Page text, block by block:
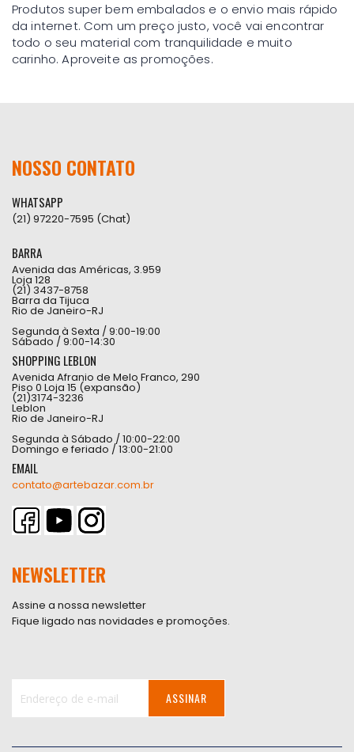
Produtos super bem embalados e o envio mais rápido
da internet. Com um preço justo, você vai encontrar
todo o seu material com tranquilidade e muito
carinho. Aproveite as promoções.
NOSSO CONTATO
WHATSAPP
(21) 97220-7595 (Chat)
BARRA
Avenida das Américas, 3.959
Loja 128
(21) 3437-8758
Barra da Tijuca
Rio de Janeiro-RJ
Segunda à Sexta / 9:00-19:00
Sábado / 9:00-14:30
SHOPPING LEBLON
Avenida Afranio de Melo Franco, 290
Piso 0 Loja 15 (expansão)
(21)3174-3236
Leblon
Rio de Janeiro-RJ
Segunda à Sábado / 10:00-22:00
Domingo e feriado / 13:00-21:00
EMAIL
contato@artebazar.com.br
NEWSLETTER
Assine a nossa newsletter
Fique ligado nas novidades e promoções.
ASSINAR